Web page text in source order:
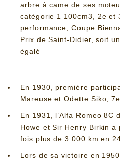
arbre à came de ses
catégorie 1 100cm3, 2e et
performance, Coupe
Prix de Saint-Didier, soit
égalé
En 1930, première
Mareuse et Odette Siko,
En 1931, l’Alfa Romeo 8C
Howe et Sir Henry Birkin
fois plus de 3 000 km en
Lors de sa victoire en